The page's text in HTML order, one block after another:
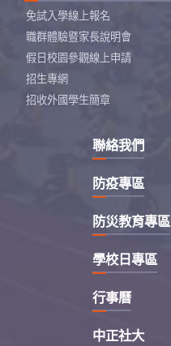
免試入學線上報名
職群體驗暨家長說明會
假日校園參觀線上申請
招生專網
招收外國學生簡章
聯絡我們
防疫專區
防災教育專區
學校日專區
行事曆
中正社大